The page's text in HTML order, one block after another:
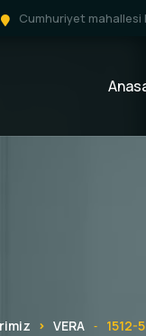
Cumhuriyet
VERA - 1512-5